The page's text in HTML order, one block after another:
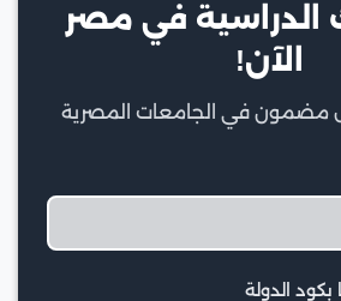
الدراسية في مصر
الآن!
مضمون في الجامعات المصرية
الدولة